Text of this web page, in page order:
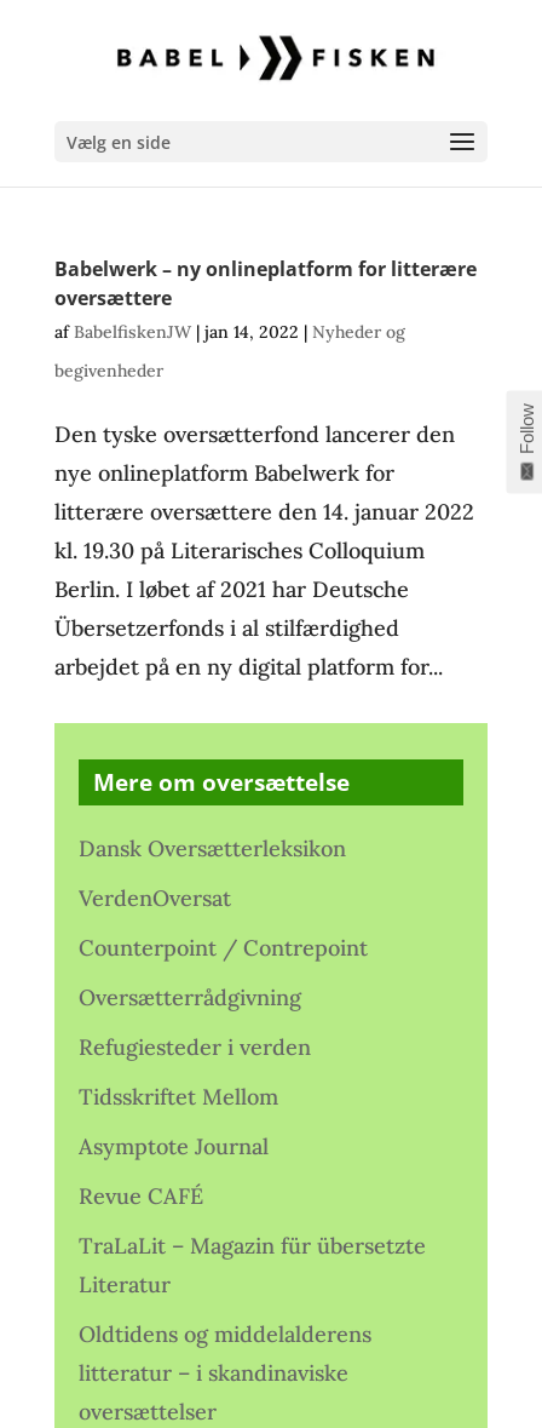
Vælg en side
Babelwerk – ny onlineplatform for litterære
oversættere
afBabelfiskenJW| jan 14, 2022 | Nyheder og
begivenheder
Den tyske oversætterfond lancerer den
nye onlineplatform Babelwerk for
litterære oversættere den 14. januar 2022
kl. 19.30 på Literarisches Colloquium
Berlin. I løbet af 2021 har Deutsche
Übersetzerfonds i al stilfærdighed
arbejdet på en ny digital platform for...
Mere om oversættelse
Dansk Oversætterleksikon
VerdenOversat
Counterpoint / Contrepoint
Oversætterrådgivning
Refugiesteder i verden
Tidsskriftet Mellom
Asymptote Journal
Revue CAFÉ
TraLaLit – Magazin für übersetzte
Literatur
Oldtidens og middelalderens
litteratur – i skandinaviske
oversættelser
Follow